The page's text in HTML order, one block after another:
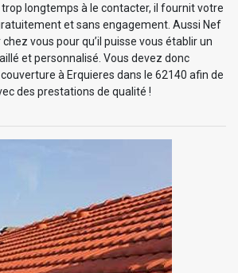
longtemps à le contacter, il fournit votre
et sans engagement. Aussi Nef
vous pour qu’il puisse vous établir un
et personnalisé. Vous devez donc
à Erquieres dans le 62140 afin de
des prestations de qualité !